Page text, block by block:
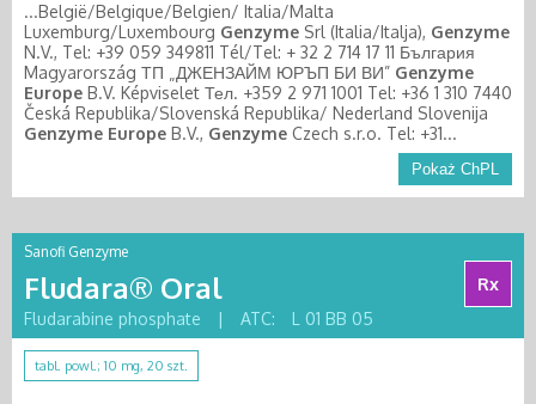
...België/Belgique/Belgien/ Italia/Malta
Luxemburg/Luxembourg Genzyme Srl (Italia/Italja), Genzyme
N.V., Tel: +39 059 349811 Tél/Tel: + 32 2 714 17 11 България
Magyarország ТП „ДЖЕНЗАЙМ ЮРЪП БИ ВИ” Genzyme
Europe B.V. Képviselet Тел. +359 2 971 1001 Tel: +36 1 310 7440
Česká Republika/Slovenská Republika/ Nederland Slovenija
Genzyme Europe B.V., Genzyme Czech s.r.o. Tel: +31...
Pokaż ChPL
Sanofi Genzyme
Fludara® Oral
Rx
Fludarabine phosphate
| ATC: L 01 BB 05
tabl. powl.; 10 mg, 20 szt.